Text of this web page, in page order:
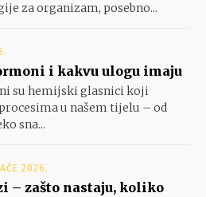
za organizam, posebno...
i kakvu ulogu imaju
su hemijski glasnici koji
u našem tijelu – od
sna...
2026.
– zašto nastaju, koliko